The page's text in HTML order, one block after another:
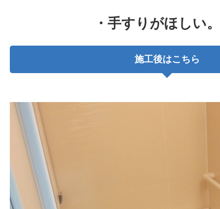
・手すりがほしい。
施工後はこちら